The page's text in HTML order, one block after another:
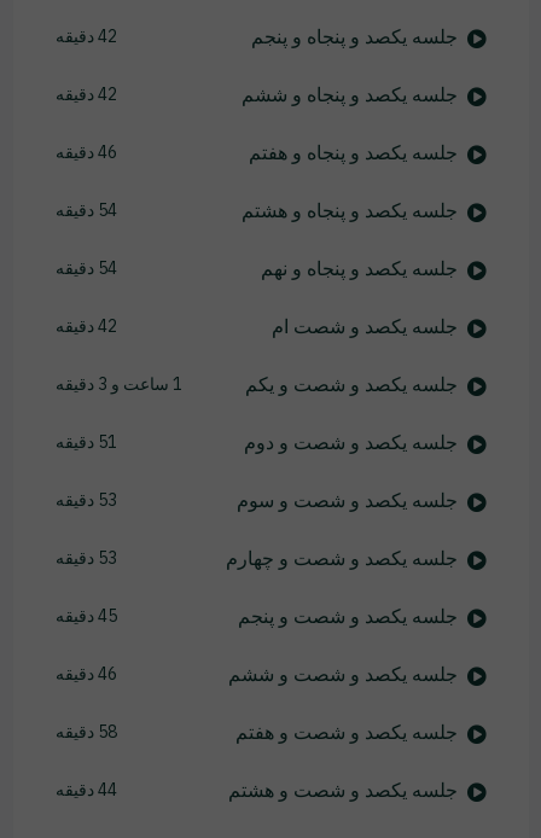
جلسه یکصد و پنجاه و پنجم 42 دقیقه
جلسه یکصد و پنجاه و ششم 42 دقیقه
جلسه یکصد و پنجاه و هفتم 46 دقیقه
جلسه یکصد و پنجاه و هشتم 54 دقیقه
جلسه یکصد و پنجاه و نهم 54 دقیقه
جلسه یکصد و شصت ام 42 دقیقه
جلسه یکصد و شصت و یکم 1 ساعت و 3 دقیقه
جلسه یکصد و شصت و دوم 51 دقیقه
جلسه یکصد و شصت و سوم 53 دقیقه
جلسه یکصد و شصت و چهارم 53 دقیقه
جلسه یکصد و شصت و پنجم 45 دقیقه
جلسه یکصد و شصت و ششم 46 دقیقه
جلسه یکصد و شصت و هفتم 58 دقیقه
جلسه یکصد و شصت و هشتم 44 دقیقه